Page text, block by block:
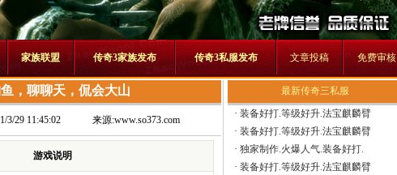
家族联盟 传奇3家族发布 传奇3私服发布 文章投稿 免费审核
，聊聊天，侃会大山
29 11:45:02 来源:www.so373.com
游戏说明
最新传奇三私服
· 装备好打.等级好升.法宝麒麟臂
· 装备好打.等级好升.法宝麒麟臂
· 独家制作.火爆人气.装备好打.
· 装备好打.等级好升.法宝麒麟臂